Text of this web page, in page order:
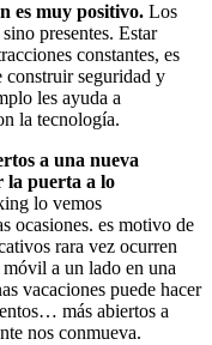
es muy positivo. Los
presentes. Estar
constantes, es
construir seguridad y
les ayuda a
la tecnología.
a una nueva
la puerta a lo
lo vemos
ocasiones. es motivo de
rara vez ocurren
a un lado en una
vacaciones puede hacer
más abiertos a
nos conmueva.